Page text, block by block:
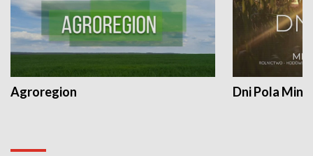
Agroregion Dni Pola